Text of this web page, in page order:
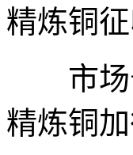
精炼铜
市场普
精炼铜